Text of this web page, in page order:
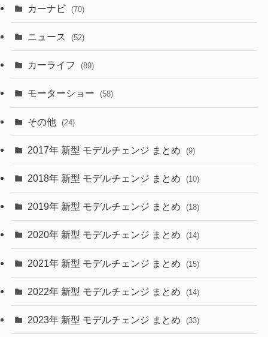
(50)
(43)
(6)
(9)
(30)
(27)
(58)
(28)
(27)
(26)
(10)
(35)
(10)
(9)
(22)
カーナビ (70)
ニュース (52)
カーライフ (89)
モーターショー (58)
その他 (24)
2017年 新型 モデルチェンジ まとめ (9)
2018年 新型 モデルチェンジ まとめ (10)
2019年 新型 モデルチェンジ まとめ (18)
2020年 新型 モデルチェンジ まとめ (14)
2021年 新型 モデルチェンジ まとめ (15)
2022年 新型 モデルチェンジ まとめ (14)
2023年 新型 モデルチェンジ まとめ (33)